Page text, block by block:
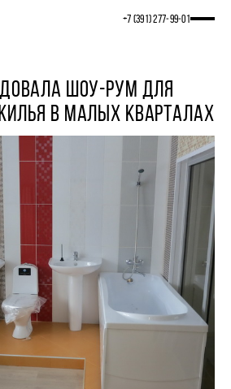
+7 (391) 277‒99‒01
ШОУ-РУМ ДЛЯ
В МАЛЫХ КВАРТАЛАХ